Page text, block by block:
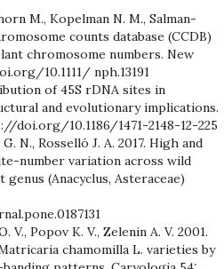
M., Kopelman N. M., Salman-
counts database (CCDB)
chromosome numbers. New
10.1111/ nph.13191
of 45S rDNA sites in
and evolutionary implications.
doi.org/10.1186/1471-2148-12-225
N., Rosselló J. A. 2017. High and
number variation across wild
(Anacyclus, Asteraceae)
V., Popov K. V., Zelenin A. V. 2001.
chamomilla L. varieties by